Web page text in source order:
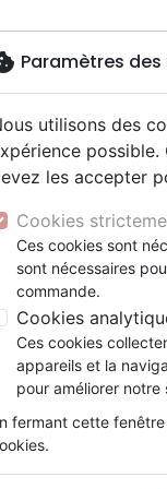
courant
sectes
adoration, louange
ansanimés
Willow Tree
petite Noël
Détails
EAN
Poids
Paramètres
utilisons des
les accepter
Cookies
Ces cookies sont
sont nécessaires
commande.
Cookies
Ces cookies
appareils et la
pour améliorer notre
fermant cette